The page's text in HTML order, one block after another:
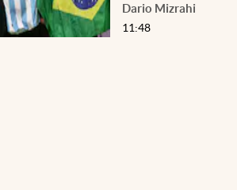
Dario Mizrahi
11:48